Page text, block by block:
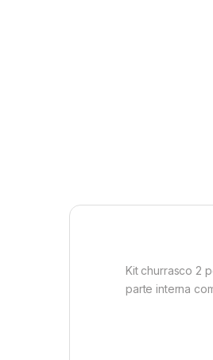
Kit churrasco 2
parte interna